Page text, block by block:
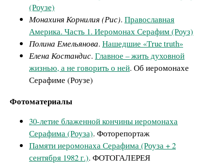
(Роузе)
Монахиня Корнилия (Рис). Православная
Америка. Часть 1. Иеромонах Серафим (Роуз)
Полина Емельянова. Нашедшие «Тrue truth»
Елена Костандис. Главное – жить духовной
жизнью, а не говорить о ней. Об иеромонахе
Серафиме (Роузе)
Фотоматериалы
30-летие блаженной кончины иеромонаха
Серафима (Роуза). Фоторепортаж
Памяти иеромонаха Серафима (Роуза + 2
сентября 1982 г.). ФОТОГАЛЕРЕЯ